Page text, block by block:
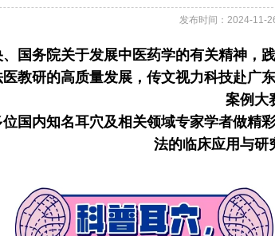
发布时间：2024-11-
国务院关于发展中医药学的有关精神，
教研的高质量发展，传文视力科技赴广
案例大
国内知名耳穴及相关领域专家学者做精
法的临床应用与研